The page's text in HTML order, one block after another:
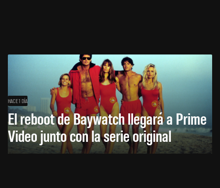
HACE 1 DÍA
El reboot de Baywatch llegará a Prime
Video junto con la serie original